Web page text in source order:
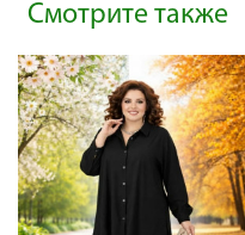
Смотрите также